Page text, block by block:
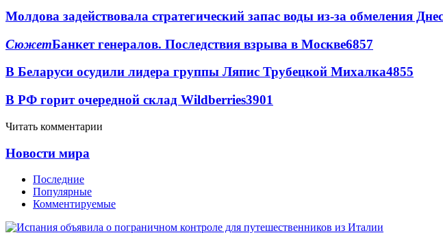
Молдова задействовала стратегический запас воды из-за обмеления
СюжетБанкет генералов. Последствия взрыва в Москве6857
В Беларуси осудили лидера группы Ляпис Трубецкой Михалка4855
В РФ горит очередной склад Wildberries3901
Читать комментарии
Новости мира
Последние
Популярные
Комментируемые